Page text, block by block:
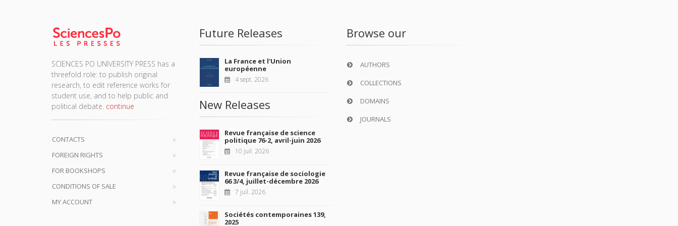
SCIENCES PO UNIVERSITY PRESS has a
threefold role: to publish original
research, to edit reference works for
student use, and to help public and
political debate. continue
CONTACTS
FOREIGN RIGHTS
FOR BOOKSHOPS
CONDITIONS OF SALE
MY ACCOUNT
Future Releases
La France et l'Union
européenne
4 sept. 2026
New Releases
Revue française de science
politique 76-2, avril-juin 2026
10 juil. 2026
Revue française de sociologie
66 3/4, juillet-décembre 2026
7 juil. 2026
Sociétés contemporaines 139,
2025
Browse our
AUTHORS
COLLECTIONS
DOMAINS
JOURNALS